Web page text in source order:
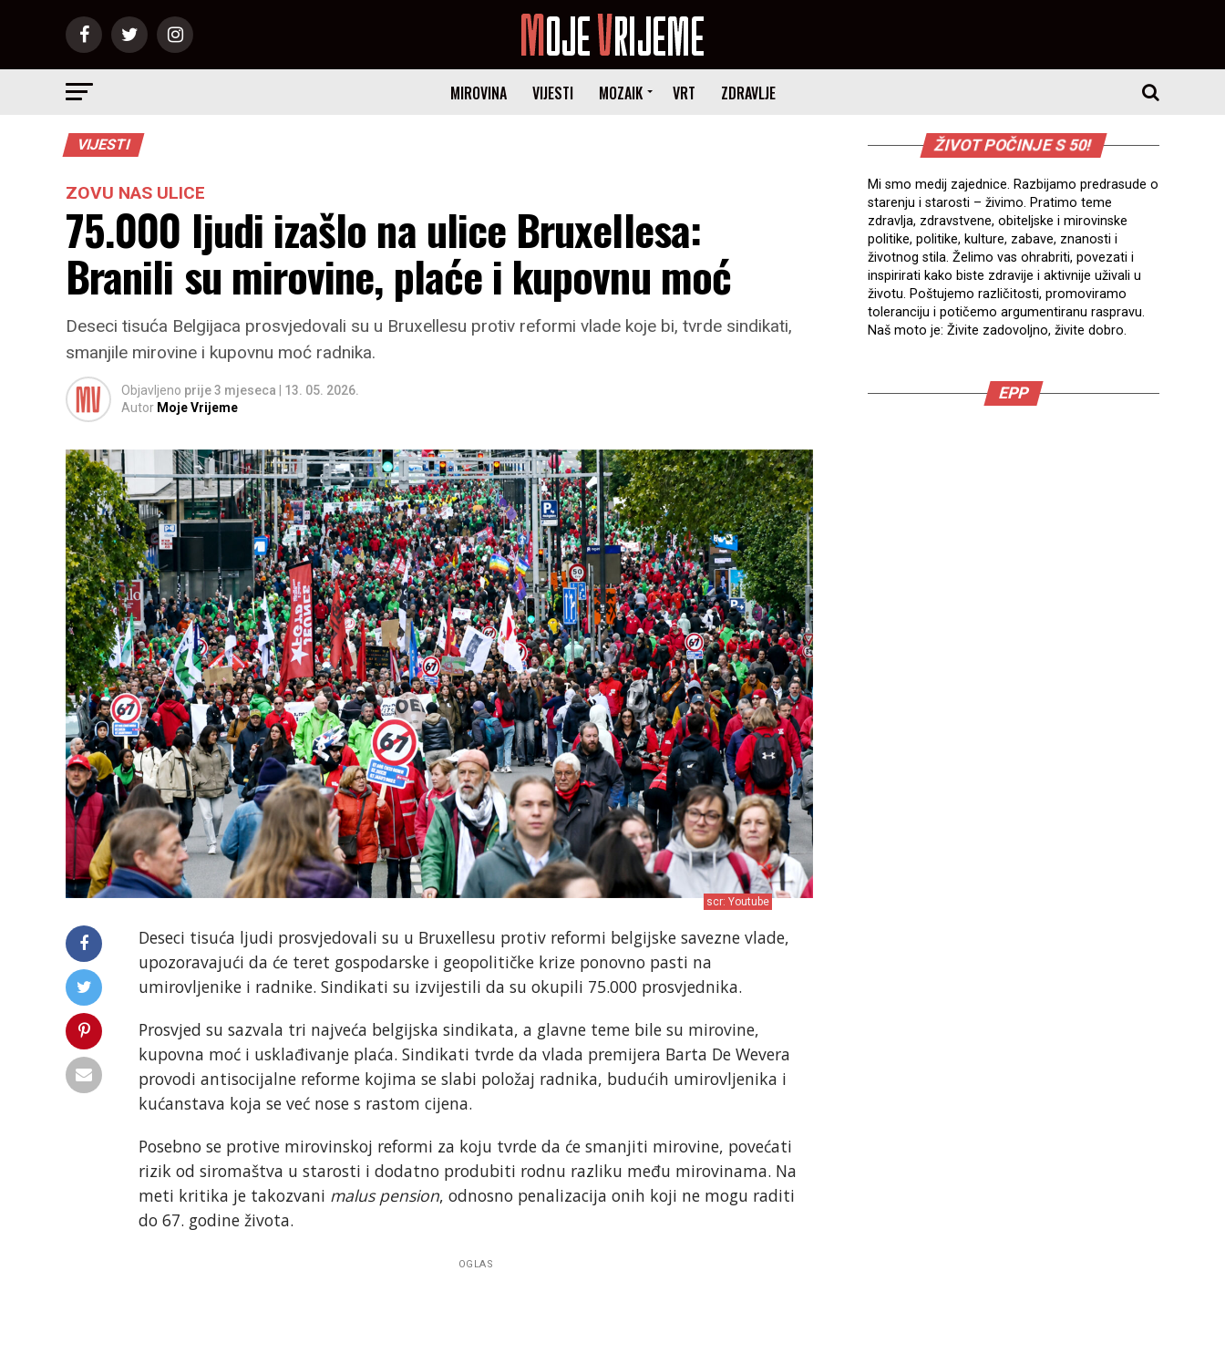
MIROVINA VIJESTI MOZAIK VRT ZDRAVLJE
VIJESTI
ZOVU NAS ULICE
75.000 ljudi izašlo na ulice Bruxellesa:
Branili su mirovine, plaće i kupovnu moć
Deseci tisuća Belgijaca prosvjedovali su u Bruxellesu protiv reformi vlade koje bi, tvrde sindikati,
smanjile mirovine i kupovnu moć radnika.
Objavljeno prije 3 mjeseca
13. 05. 2026.
Autor Moje Vrijeme
scr: Youtube
Deseci tisuća ljudi prosvjedovali su u Bruxellesu protiv reformi belgijske savezne vlade,
upozoravajući da će teret gospodarske i geopolitičke krize ponovno pasti na
umirovljenike i radnike. Sindikati su izvijestili da su okupili 75.000 prosvjednika.
Prosvjed su sazvala tri najveća belgijska sindikata, a glavne teme bile su mirovine,
kupovna moć i usklađivanje plaća. Sindikati tvrde da vlada premijera Barta De Wevera
provodi antisocijalne reforme kojima se slabi položaj radnika, budućih umirovljenika i
kućanstava koja se već nose s rastom cijena.
Posebno se protive mirovinskoj reformi za koju tvrde da će smanjiti mirovine, povećati
rizik od siromaštva u starosti i dodatno produbiti rodnu razliku među mirovinama. Na
meti kritika je takozvani malus pension, odnosno penalizacija onih koji ne mogu raditi
do 67. godine života.
OGLAS
ŽIVOT POČINJE S 50!
Mi smo medij zajednice. Razbijamo predrasude o
starenju i starosti – živimo. Pratimo teme
zdravlja, zdravstvene, obiteljske i mirovinske
politike, politike, kulture, zabave, znanosti i
životnog stila. Želimo vas ohrabriti, povezati i
inspirirati kako biste zdravije i aktivnije uživali u
životu. Poštujemo različitosti, promoviramo
toleranciju i potičemo argumentiranu raspravu.
Naš moto je: Živite zadovoljno, živite dobro.
EPP